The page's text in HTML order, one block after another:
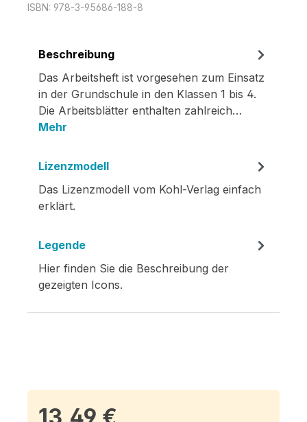
ISBN: 978-3-95686-188-8
Beschreibung
Das Arbeitsheft ist vorgesehen zum Einsatz
in der Grundschule in den Klassen 1 bis 4.
Die Arbeitsblätter enthalten zahlreich…
Mehr
Lizenzmodell
Das Lizenzmodell vom Kohl-Verlag einfach
erklärt.
Legende
Hier finden Sie die Beschreibung der
gezeigten Icons.